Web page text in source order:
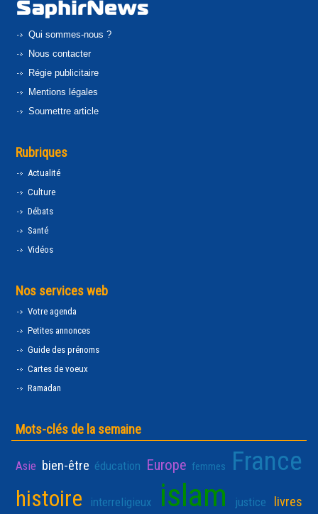
Qui sommes-nous ?
Nous contacter
Régie publicitaire
Mentions légales
Soumettre article
Rubriques
Actualité
Culture
Débats
Santé
Vidéos
Nos services web
Votre agenda
Petites annonces
Guide des prénoms
Cartes de voeux
Ramadan
Mots-clés de la semaine
Asie bien-être éducation Europe femmes France
histoire interreligieux islam justice livres